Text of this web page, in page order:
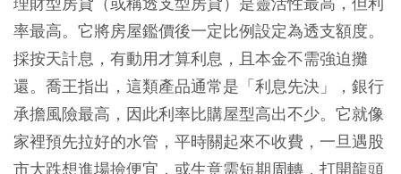
率最高。它將房屋鑑價後一定比例設定為透支額度。
採按天計息，有動用才算利息，且本金不需強迫攤
還。喬王指出，這類產品通常是「利息先決」，銀行
承擔風險最高，因此利率比購屋型高出不少。它就像
家裡預先拉好的水管，平時關起來不收費，一旦遇股
市大跌想進場撿便宜，或生意需短期周轉，打開龍頭